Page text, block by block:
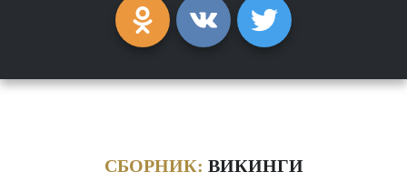
СБОРНИК: ВИКИНГИ